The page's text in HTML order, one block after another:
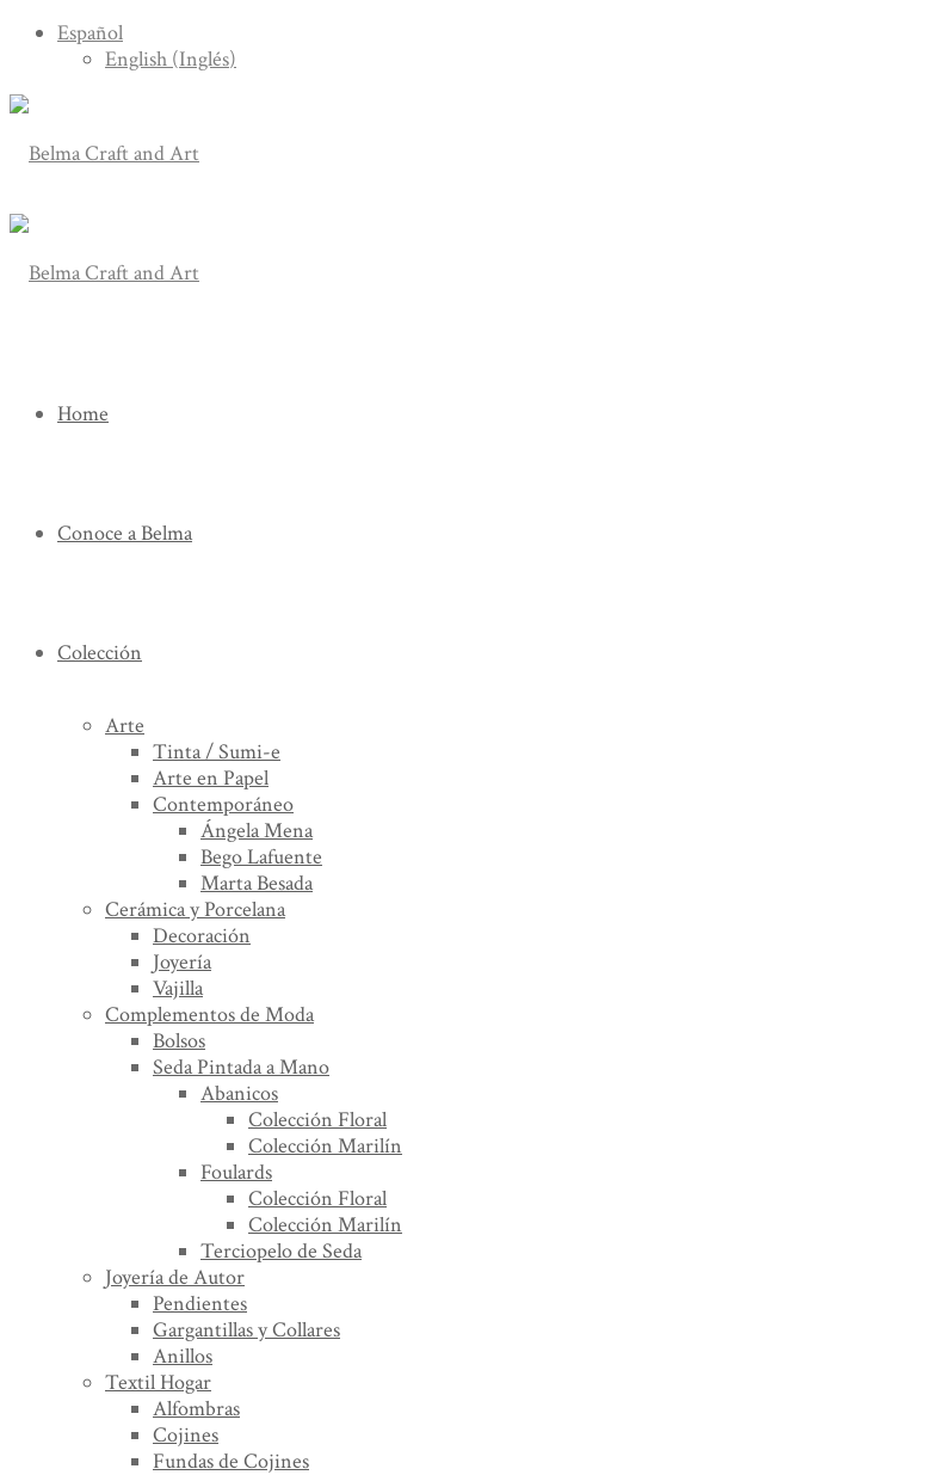
Español
English (Inglés)
Home
Conoce a Belma
Colección
Arte
Tinta / Sumi-e
Arte en Papel
Contemporáneo
Ángela Mena
Bego Lafuente
Marta Besada
Cerámica y Porcelana
Decoración
Joyería
Vajilla
Complementos de Moda
Bolsos
Seda Pintada a Mano
Abanicos
Colección Floral
Colección Marilín
Foulards
Colección Floral
Colección Marilín
Terciopelo de Seda
Joyería de Autor
Pendientes
Gargantillas y Collares
Anillos
Textil Hogar
Alfombras
Cojines
Fundas de Cojines